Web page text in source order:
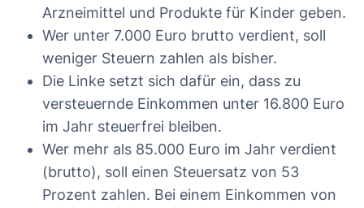
Arzneimittel und Produkte für Kinder geben.
Wer unter 7.000 Euro brutto verdient, soll
weniger Steuern zahlen als bisher.
Die Linke setzt sich dafür ein, dass zu
versteuernde Einkommen unter 16.800 Euro
im Jahr steuerfrei bleiben.
Wer mehr als 85.000 Euro im Jahr verdient
(brutto), soll einen Steuersatz von 53
Prozent zahlen. Bei einem Einkommen von